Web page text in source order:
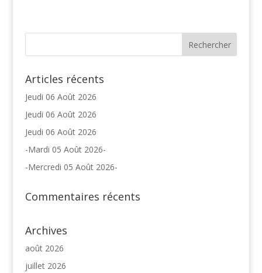
Articles récents
Jeudi 06 Août 2026
Jeudi 06 Août 2026
Jeudi 06 Août 2026
-Mardi 05 Août 2026-
-Mercredi 05 Août 2026-
Commentaires récents
Archives
août 2026
juillet 2026